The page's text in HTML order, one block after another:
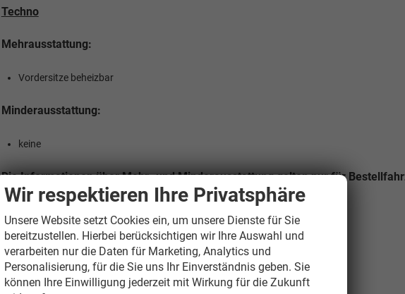
Techno
Mehrausstattung:
Vordersitze beheizbar
Minderausstattung:
keine
Die Informationen über Mehr- und Minderausstattung gelten nur für
Wir respektieren Ihre Privatsphäre
Unsere Website setzt Cookies ein, um unsere Dienste für Sie
bereitzustellen. Hierbei berücksichtigen wir Ihre Auswahl und
verarbeiten nur die Daten für Marketing, Analytics und
Personalisierung, für die Sie uns Ihr Einverständnis geben. Sie
können Ihre Einwilligung jederzeit mit Wirkung für die Zukunft